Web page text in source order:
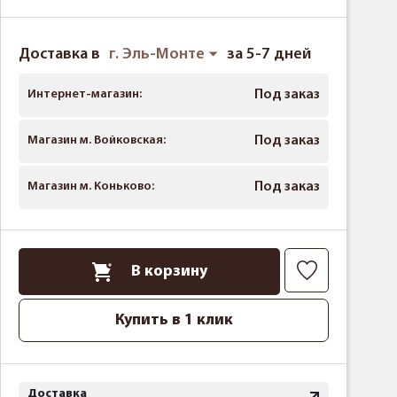
Доставка в г. Эль-Монте за 5-7 дней
Интернет-магазин: Под заказ
Магазин м. Войковская: Под заказ
Магазин м. Коньково: Под заказ
В корзину
Купить в 1 клик
Доставка